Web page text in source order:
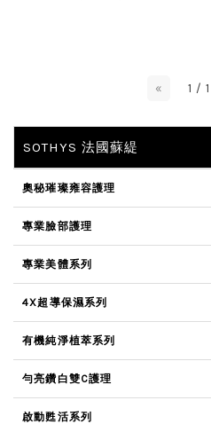
« 1 / 1
SOTHYS 法國蘇緹
奧秘璀璨雍容護理
專業臉部護理
專業美體系列
4X超導保濕系列
有機純淨植萃系列
勻亮鑽白雙C護理
啟動甦活系列